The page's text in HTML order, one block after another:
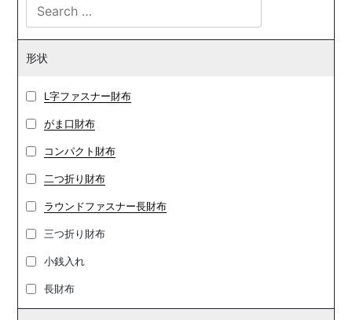
形状
L字ファスナー財布
がま口財布
コンパクト財布
二つ折り財布
ラウンドファスナー長財布
三つ折り財布
小銭入れ
長財布